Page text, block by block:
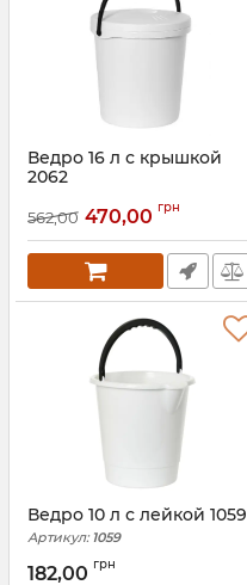
Ведро 16 л с крышкой
2062
562,00 470,00 грн
Ведро 10 л с лейкой 1059
Артикул: 1059
182,00 грн